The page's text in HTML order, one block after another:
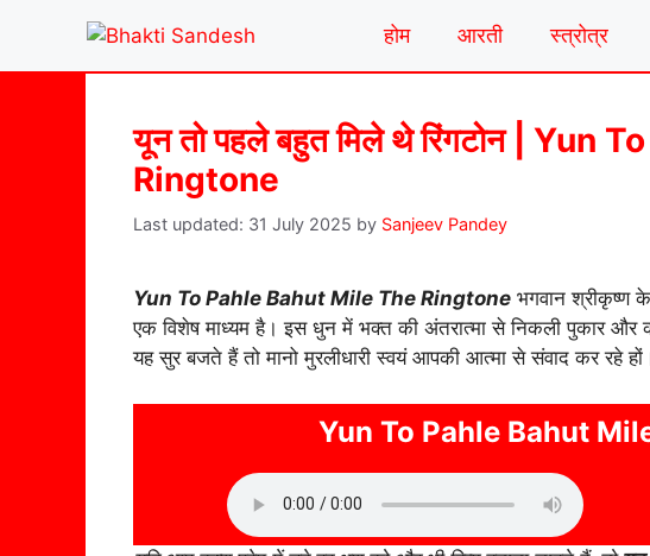
content
होम आरती स्त्रोत्र
यून तो पहले बहुत मिले थे रिंगटोन | Yun
Ringtone
31 July 2025 by Sanjeev Pandey
Yun To Pahle Bahut Mile The Ringtone भगवान श्रीकृष्ण
एक विशेष माध्यम है। इस धुन में भक्त की अंतरात्मा से निकली पुकार
यह सुर बजते हैं तो मानो मुरलीधारी स्वयं आपकी आत्मा से संवाद कर रहे
Yun To Pahle Bahut